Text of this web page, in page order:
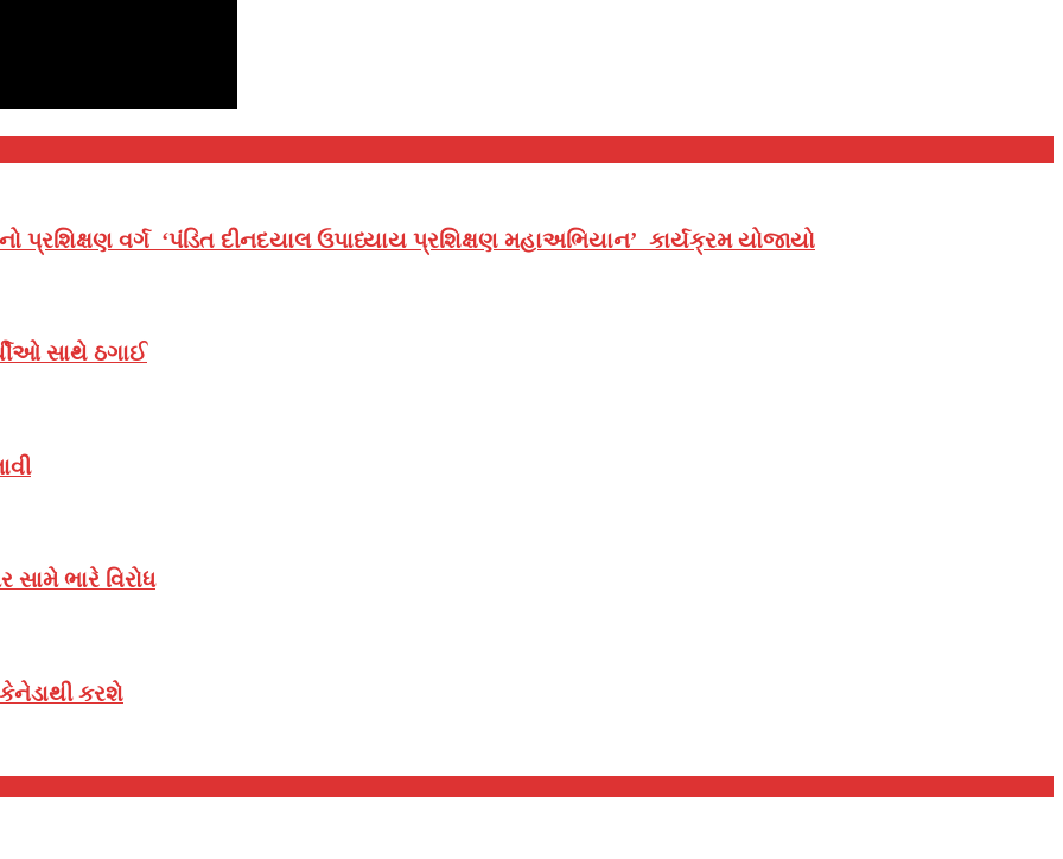
પ્રશિક્ષણ વર્ગ ‘પંડિત દીનદયાલ ઉપાધ્યાય પ્રશિક્ષણ મહાઅભિયાન’ કાર્યક્રમ યોજાયો
સાથે ઠગાઈ
ભારે વિરોધ
કરશે